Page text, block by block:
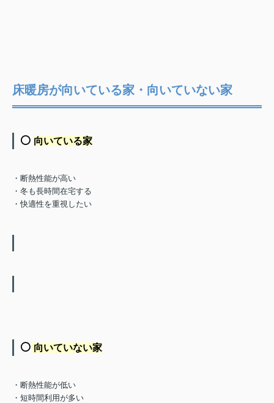
床暖房が向いている家・向いていない家
⚪️ 向いている家
・断熱性能が高い
・冬も長時間在宅する
・快適性を重視したい
⚪️ 向いていない家
・断熱性能が低い
・短時間利用が多い